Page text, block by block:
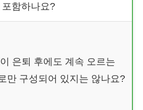
포함하나요?
은퇴 후에도 계속 오르는
만 구성되어 있지는 않나요?